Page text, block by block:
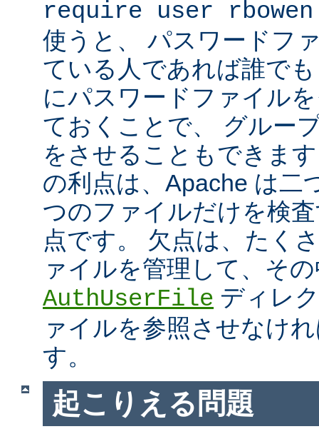
require user rbowen
使うと、 パスワードフ
ている人であれば誰で
にパスワードファイル
ておくことで、 グルー
をさせることもできま
の利点は、Apache は二
つのファイルだけを検
点です。 欠点は、たく
ァイルを管理して、そ
AuthUserFile ディレ
ァイルを参照させなけ
す。
起こりえる問題